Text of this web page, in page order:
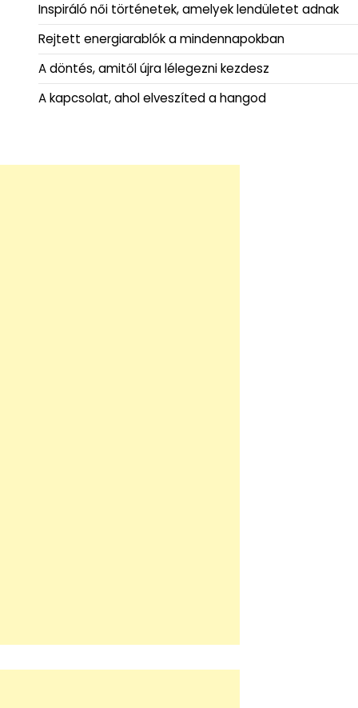
Inspiráló női történetek, amelyek lendületet adnak
Rejtett energiarablók a mindennapokban
A döntés, amitől újra lélegezni kezdesz
A kapcsolat, ahol elveszíted a hangod